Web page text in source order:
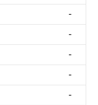
-
-
-
-
-